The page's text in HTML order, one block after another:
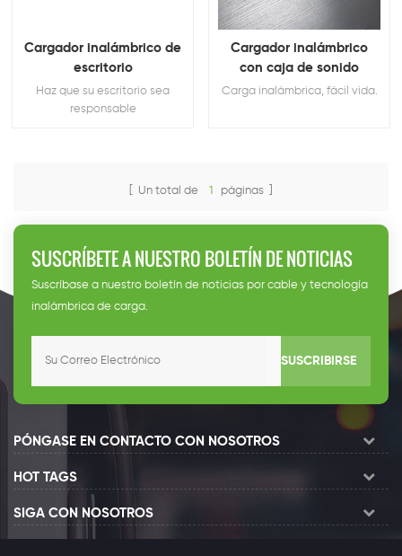
Cargador inalámbrico de
escritorio
Haz que su escritorio sea
responsable
Cargador inalámbrico
con caja de sonido
Carga inalámbrica, fácil vida.
[ Un total de 1 páginas ]
SUSCRÍBETE A NUESTRO BOLETÍN DE NOTICIAS
Suscríbase a nuestro boletín de noticias por cable y tecnología
inalámbrica de carga.
SUSCRIBIRSE
PÓNGASE EN CONTACTO CON NOSOTROS
HOT TAGS
SIGA CON NOSOTROS